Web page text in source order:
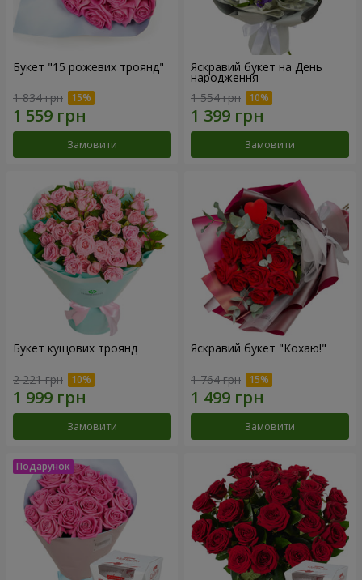
Букет "15 рожевих троянд"
1 834 грн
Замовити
Яскравий букет на День
народження
1 554 грн
Замовити
Букет кущових троянд
2 221 грн
Замовити
Яскравий букет "Кохаю!"
1 764 грн
Замовити